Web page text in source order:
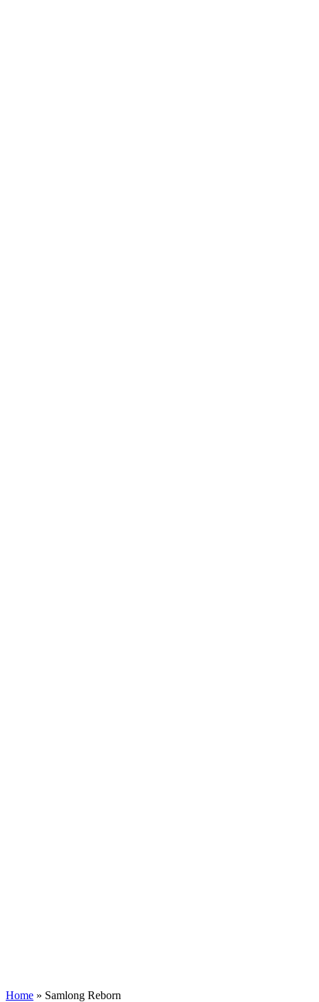
Home » Samlong Reborn